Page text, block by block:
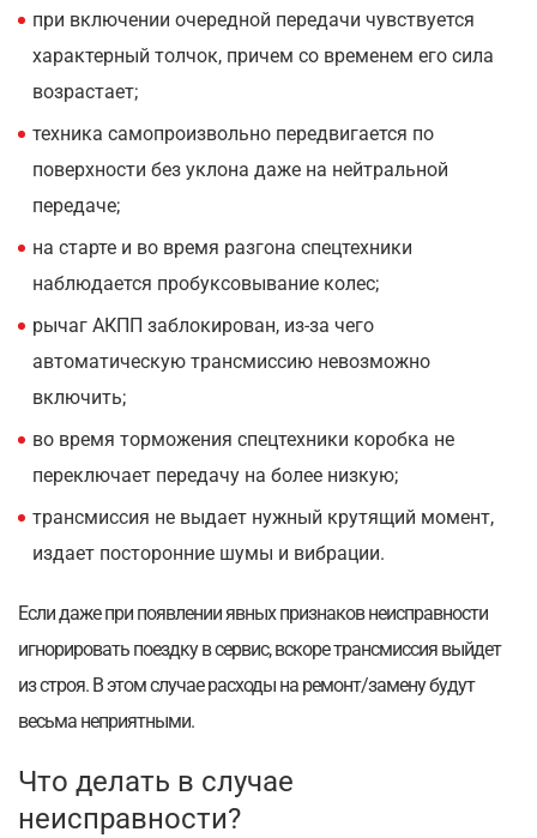
при включении очередной передачи чувствуется
характерный толчок, причем со временем его сила
возрастает;
техника самопроизвольно передвигается по
поверхности без уклона даже на нейтральной
передаче;
на старте и во время разгона спецтехники
наблюдается пробуксовывание колес;
рычаг АКПП заблокирован, из-за чего
автоматическую трансмиссию невозможно
включить;
во время торможения спецтехники коробка не
переключает передачу на более низкую;
трансмиссия не выдает нужный крутящий момент,
издает посторонние шумы и вибрации.
Если даже при появлении явных признаков неисправности
игнорировать поездку в сервис, вскоре трансмиссия выйдет
из строя. В этом случае расходы на ремонт/замену будут
весьма неприятными.
Что делать в случае
неисправности?